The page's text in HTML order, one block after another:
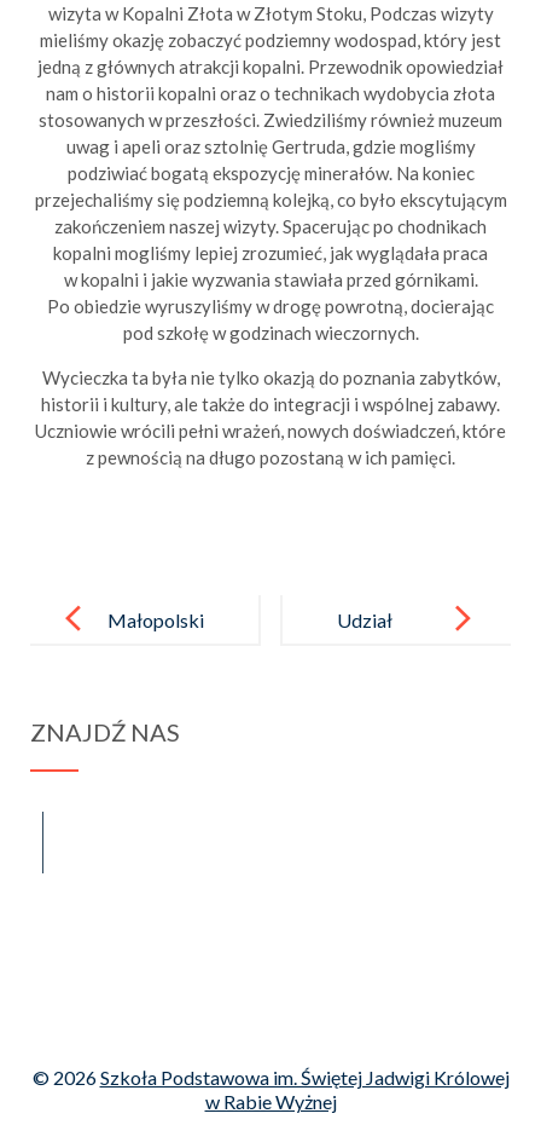
wizyta w Kopalni Złota w Złotym Stoku, Podczas wizyty
mieliśmy okazję zobaczyć podziemny wodospad, który jest
jedną z głównych atrakcji kopalni. Przewodnik opowiedział
nam o historii kopalni oraz o technikach wydobycia złota
stosowanych w przeszłości. Zwiedziliśmy również muzeum
uwag i apeli oraz sztolnię Gertruda, gdzie mogliśmy
podziwiać bogatą ekspozycję minerałów. Na koniec
przejechaliśmy się podziemną kolejką, co było ekscytującym
zakończeniem naszej wizyty. Spacerując po chodnikach
kopalni mogliśmy lepiej zrozumieć, jak wyglądała praca
w kopalni i jakie wyzwania stawiała przed górnikami.
Po obiedzie wyruszyliśmy w drogę powrotną, docierając
pod szkołę w godzinach wieczornych.
Wycieczka ta była nie tylko okazją do poznania zabytków,
historii i kultury, ale także do integracji i wspólnej zabawy.
Uczniowie wrócili pełni wrażeń, nowych doświadczeń, które
z pewnością na długo pozostaną w ich pamięci.
navigationMałopolski
Uczniów
Udział
ZNAJDŹ NAS
© 2026Szkoła Podstawowa im. Świętej Jadwigi Królowej
w Rabie Wyżnej